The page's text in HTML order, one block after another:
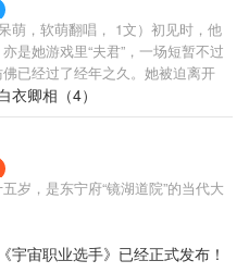
萌，软萌翻唱， 1文）初见时，他
是她游戏里“夫君”，一场短暂不过
已经过了经年之久。她被迫离开
，容不得她改变。 再见时，他是
是一个翻唱新秀。因一首剧情歌
慌忙想逃。却被他一把拽住，将
上，彼时的他眼中波光潋滟，却
“陆长欢，这一世，我定不会再放
衣卿相（4）
岁，是东宁府“镜湖道院”的当代大
宇宙职业选手》已经正式发布！